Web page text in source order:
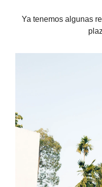
Ya tenemos algunas